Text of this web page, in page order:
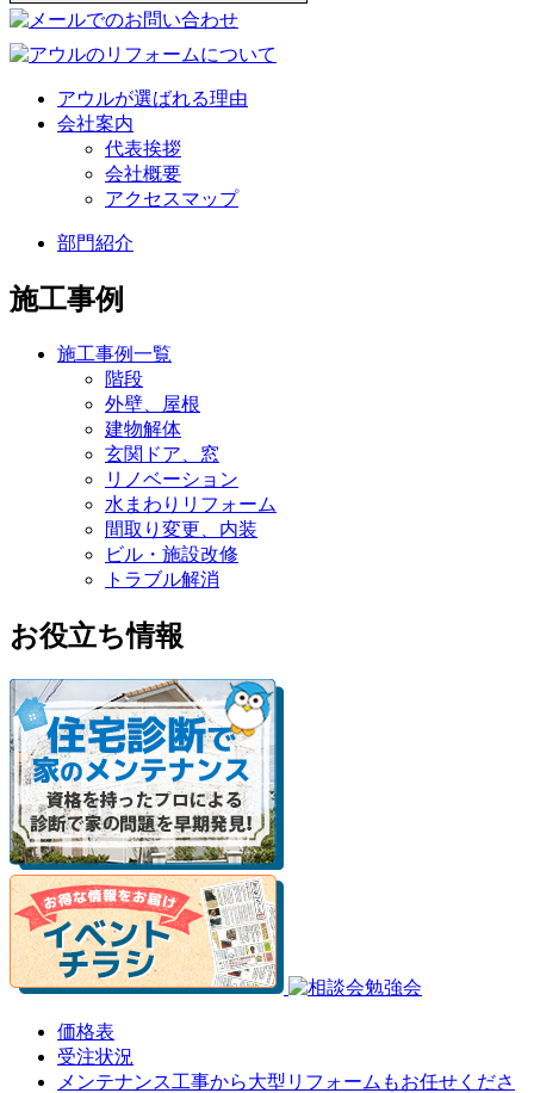
アウルが選ばれる理由
会社案内
代表挨拶
会社概要
アクセスマップ
部門紹介
施工事例
施工事例一覧
階段
外壁、屋根
建物解体
玄関ドア、窓
リノベーション
水まわりリフォーム
間取り変更、内装
ビル・施設改修
トラブル解消
お役立ち情報
価格表
受注状況
メンテナンス工事から大型リフォームもお任せくださ